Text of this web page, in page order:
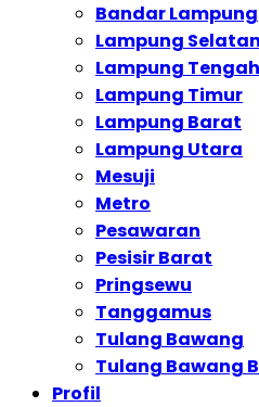
Bandar Lampung
Lampung Selatan
Lampung Tengah
Lampung Timur
Lampung Barat
Lampung Utara
Mesuji
Metro
Pesawaran
Pesisir Barat
Pringsewu
Tanggamus
Tulang Bawang
Tulang Bawang
Profil